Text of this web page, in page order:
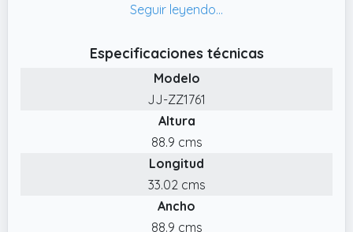
para todo tipo de calzado (incluso botas),4
superficie superior plana es ideal para
decorar con plantas u objetos personales,
maximizando el espacio
✔️ El marco está hecho de bambú certificado
✔️ Solución decorativa versátil El zapatero
para entrada combina funcionalidad y estilo,
perfecto para salones, dormitorios u oficinas,
su diseño natural en bambú con detalles en
Especificaciones técnicas
Modelo
JJ-ZZ1761
Altura
88.9 cms
Longitud
33.02 cms
Ancho
88.9 cms